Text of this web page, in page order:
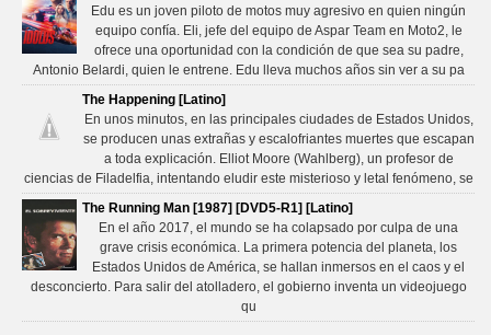
Edu es un joven piloto de motos muy agresivo en quien ningún
equipo confía. Eli, jefe del equipo de Aspar Team en Moto2, le
ofrece una oportunidad con la condición de que sea su padre,
Antonio Belardi, quien le entrene. Edu lleva muchos años sin ver a su pa
The Happening [Latino]
En unos minutos, en las principales ciudades de Estados Unidos,
se producen unas extrañas y escalofriantes muertes que escapan
a toda explicación. Elliot Moore (Wahlberg), un profesor de
ciencias de Filadelfia, intentando eludir este misterioso y letal fenómeno, se
The Running Man [1987] [DVD5-R1] [Latino]
En el año 2017, el mundo se ha colapsado por culpa de una
grave crisis económica. La primera potencia del planeta, los
Estados Unidos de América, se hallan inmersos en el caos y el
desconcierto. Para salir del atolladero, el gobierno inventa un videojuego
qu